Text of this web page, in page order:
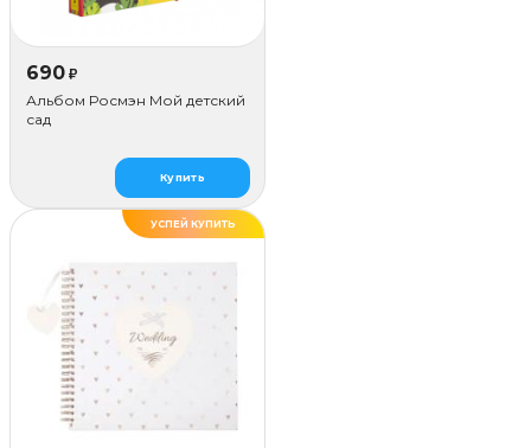
690 ₽
Альбом Росмэн Мой детский
сад
Купить
УСПЕЙ КУПИТЬ